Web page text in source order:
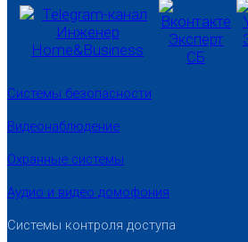
Системы безопасности
Видеонаблюдение
Охранные системы
Аудио и видео домофония
Системы контроля доступа